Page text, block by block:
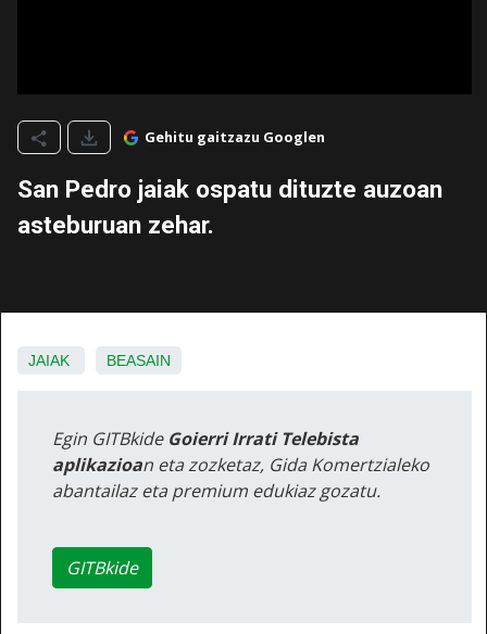
Gehitu gaitzazu Googlen
San Pedro jaiak ospatu dituzte auzoan
asteburuan zehar.
JAIAK BEASAIN
Egin GITBkide Goierri Irrati Telebista
aplikazioan eta zozketaz, Gida Komertzialeko
abantailaz eta premium edukiaz gozatu.
GITBkide